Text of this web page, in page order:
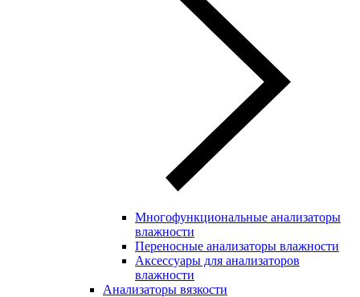
Многофункциональные анализаторы
влажности
Переносные анализаторы влажности
Аксессуары для анализаторов
влажности
Анализаторы вязкости